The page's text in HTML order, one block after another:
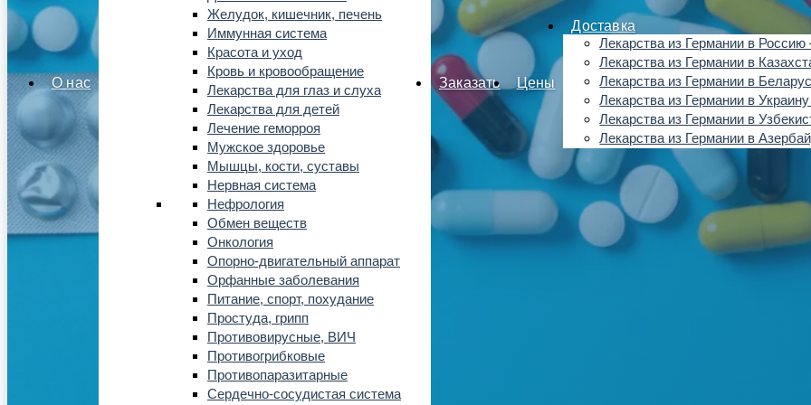
О нас
Желудок, кишечник, печень
Иммунная система
Красота и уход
Кровь и кровообращение
Лекарства для глаз и слуха
Лекарства для детей
Лечение геморроя
Мужское здоровье
Мышцы, кости, суставы
Нервная система
Нефрология
Обмен веществ
Онкология
Опорно-двигательный аппарат
Орфанные заболевания
Питание, спорт, похудание
Простуда, грипп
Противовирусные, ВИЧ
Противогрибковые
Противопаразитарные
Сердечно-сосудистая система
Заказать Цены
Доставка
Лекарства из Германии в
Лекарства из Германии в
Лекарства из Германии в
Лекарства из Германии в
Лекарства из Германии в
Лекарства из Германии в